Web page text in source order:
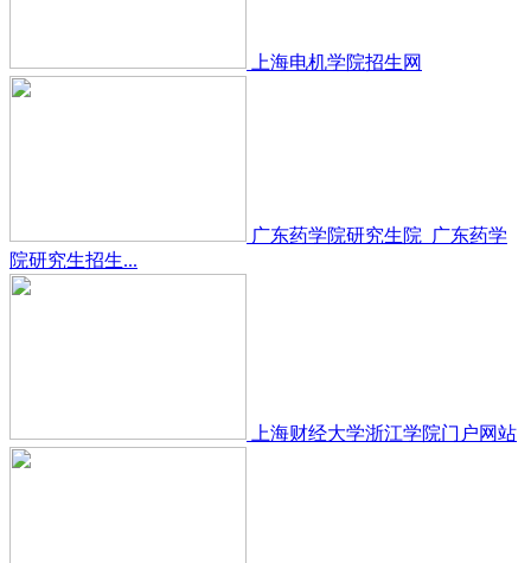
上海电机学院招生网
广东药学院研究生院_广东药学
院研究生招生...
上海财经大学浙江学院门户网站